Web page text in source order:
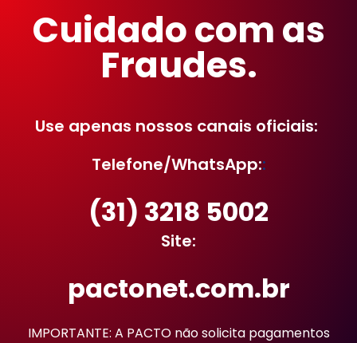
Cuidado com as
Fraudes.
Use apenas nossos canais oficiais:
Telefone/WhatsApp::
(31) 3218 5002
Site:
pactonet.com.br
IMPORTANTE: A PACTO não solicita pagamentos